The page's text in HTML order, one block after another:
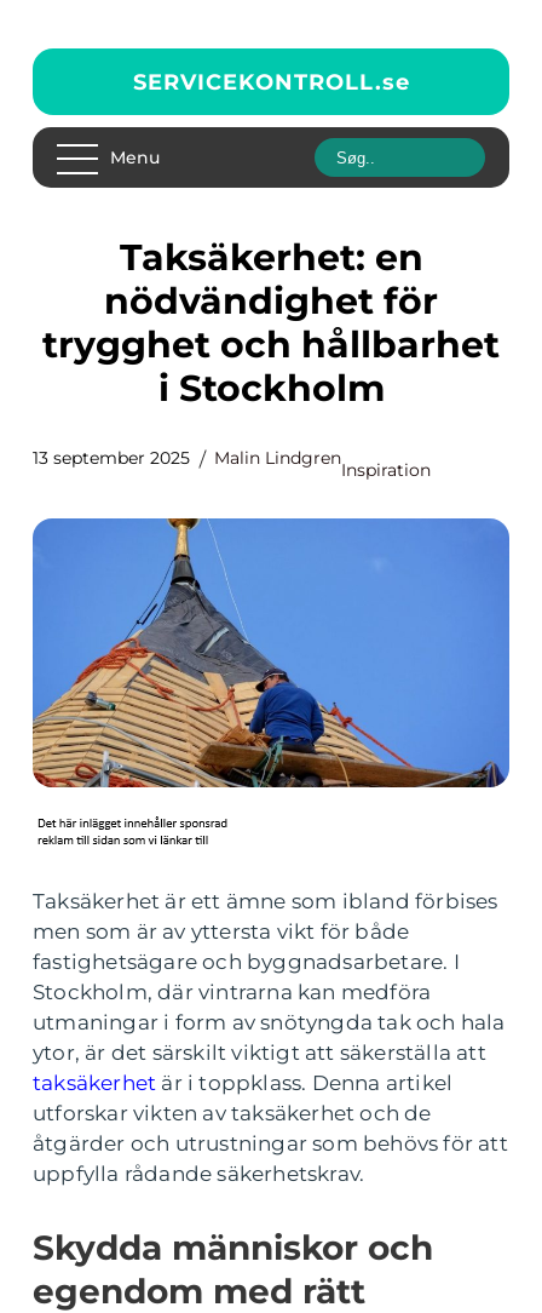
SERVICEKONTROLL.se
Menu
Taksäkerhet: en
nödvändighet för
trygghet och hållbarhet
i Stockholm
13 september 2025 Malin Lindgren
Inspiration
Taksäkerhet är ett ämne som ibland förbises
men som är av yttersta vikt för både
fastighetsägare och byggnadsarbetare. I
Stockholm, där vintrarna kan medföra
utmaningar i form av snötyngda tak och hala
ytor, är det särskilt viktigt att säkerställa att
taksäkerhet är i toppklass. Denna artikel
utforskar vikten av taksäkerhet och de
åtgärder och utrustningar som behövs för att
uppfylla rådande säkerhetskrav.
Skydda människor och
egendom med rätt